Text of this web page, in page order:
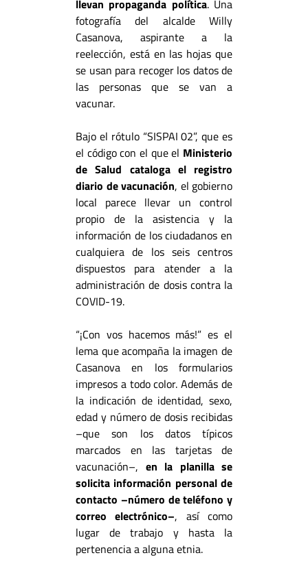
llevan propaganda política. Una
fotografía del alcalde Willy
Casanova, aspirante a la
reelección, está en las hojas que
se usan para recoger los datos de
las personas que se van a
vacunar.
Bajo el rótulo “SISPAI 02”, que es
el código con el que el Ministerio
de Salud cataloga el registro
diario de vacunación, el gobierno
local parece llevar un control
propio de la asistencia y la
información de los ciudadanos en
cualquiera de los seis centros
dispuestos para atender a la
administración de dosis contra la
COVID-19.
“¡Con vos hacemos más!” es el
lema que acompaña la imagen de
Casanova en los formularios
impresos a todo color. Además de
la indicación de identidad, sexo,
edad y número de dosis recibidas
–que son los datos típicos
marcados en las tarjetas de
vacunación–, en la planilla se
solicita información personal de
contacto –número de teléfono y
correo electrónico–, así como
lugar de trabajo y hasta la
pertenencia a alguna etnia.